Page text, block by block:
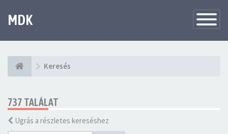
navigáció
MDK
Keresés
737 TALÁLAT
Ugrás a részletes kereséshez